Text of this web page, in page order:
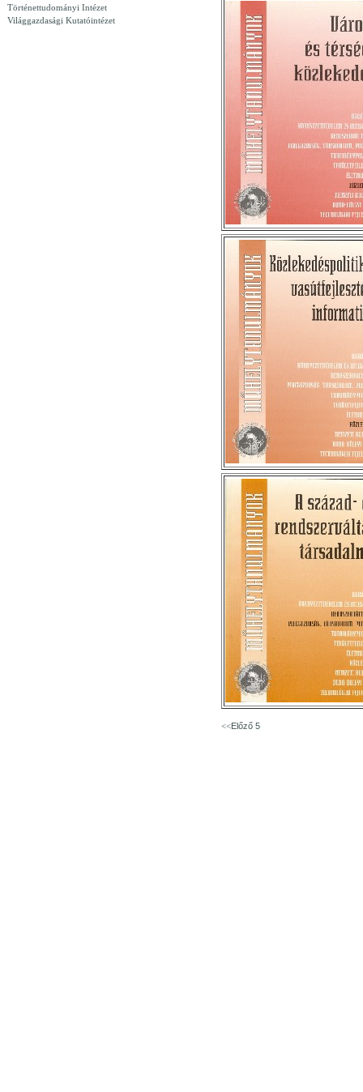
Történettudományi Intézet
Világgazdasági Kutatóintézet
<<Előző 5